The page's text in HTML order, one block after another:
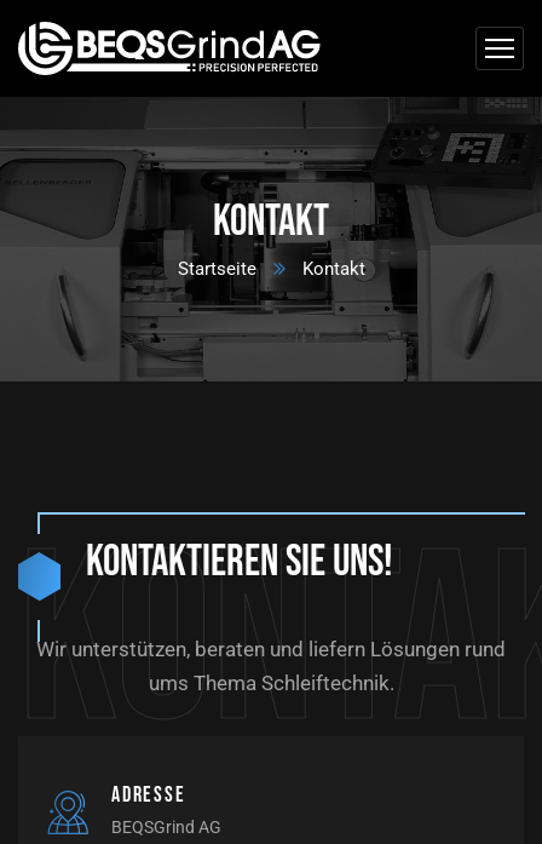
Kontakt
Startseite Kontakt
Kontaktieren Sie uns!
Wir unterstützen, beraten und liefern Lösungen rund
ums Thema Schleiftechnik.
Adresse
BEQSGrind AG